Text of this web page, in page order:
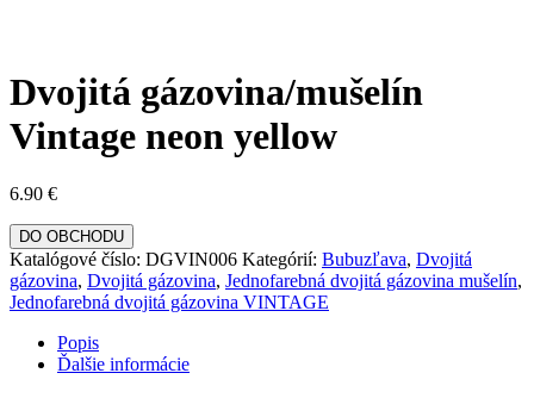
Dvojitá gázovina/mušelín
Vintage neon yellow
6.90 €
DO OBCHODU
Katalógové číslo: DGVIN006 Kategórií: Bubuzľava, Dvojitá
gázovina, Dvojitá gázovina, Jednofarebná dvojitá gázovina mušelín,
Jednofarebná dvojitá gázovina VINTAGE
Popis
Ďalšie informácie